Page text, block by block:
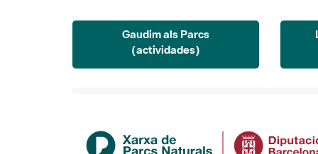
Gaudim als Parcs
(actividades)